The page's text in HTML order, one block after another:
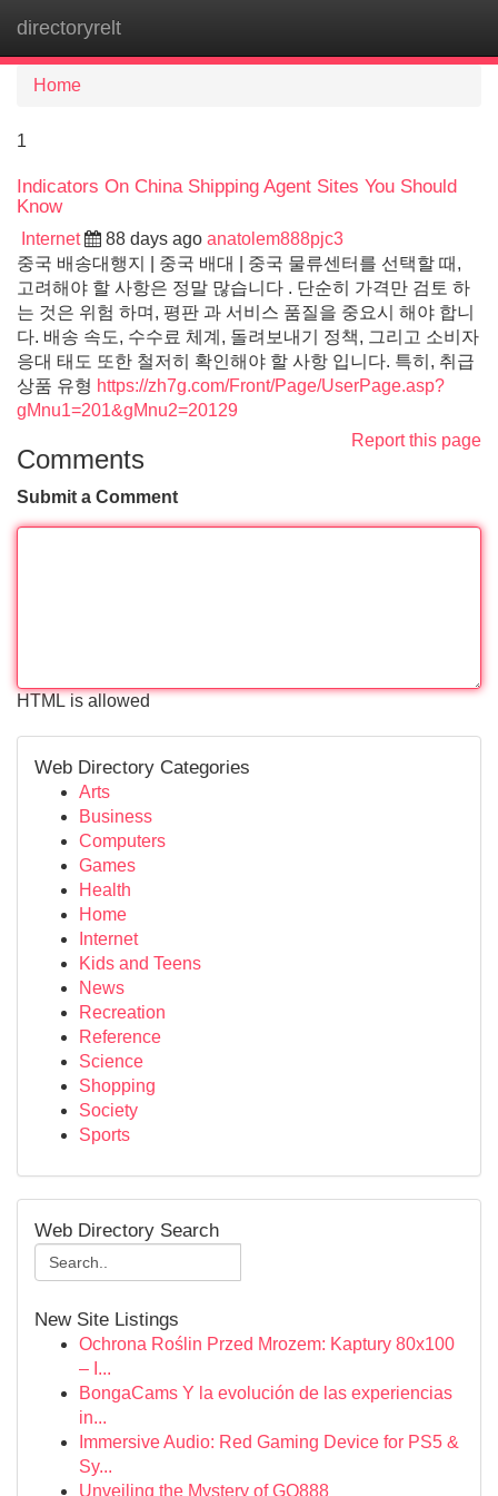
directoryrelt
Home
1
Indicators On China Shipping Agent Sites You Should
Know
Internet 88 days ago anatolem888pjc3
중국 배송대행지 | 중국 배대 | 중국 물류센터를 선택할 때,
고려해야 할 사항은 정말 많습니다 . 단순히 가격만 검토 하
는 것은 위험 하며, 평판 과 서비스 품질을 중요시 해야 합니
다. 배송 속도, 수수료 체계, 돌려보내기 정책, 그리고 소비자
응대 태도 또한 철저히 확인해야 할 사항 입니다. 특히, 취급
상품 유형 https://zh7g.com/Front/Page/UserPage.asp?
gMnu1=201&gMnu2=20129
Report this page
Comments
Submit a Comment
HTML is allowed
Web Directory Categories
Arts
Business
Computers
Games
Health
Home
Internet
Kids and Teens
News
Recreation
Reference
Science
Shopping
Society
Sports
Web Directory Search
New Site Listings
Ochrona Roślin Przed Mrozem: Kaptury 80x100
– I...
BongaCams Y la evolución de las experiencias
in...
Immersive Audio: Red Gaming Device for PS5 &
Sy...
Unveiling the Mystery of GQ888